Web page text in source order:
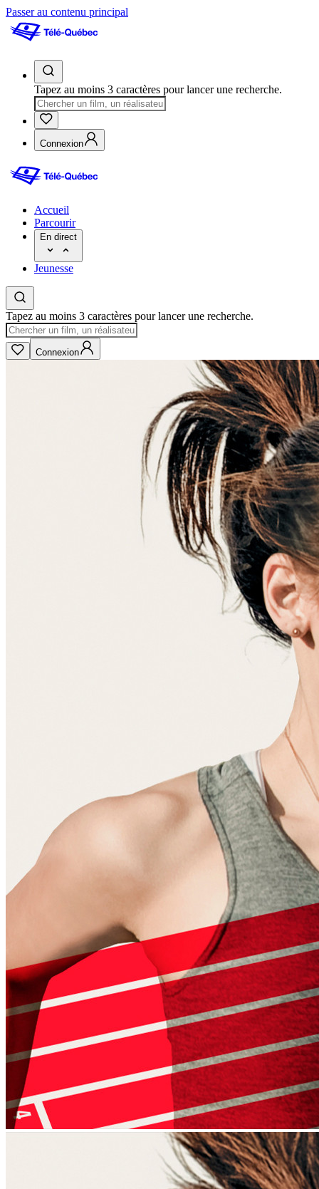
Passer au contenu principal
Tapez au moins 3 caractères pour lancer une recherche.
Connexion
Accueil
Parcourir
En direct
Jeunesse
Tapez au moins 3 caractères pour lancer une recherche.
Connexion